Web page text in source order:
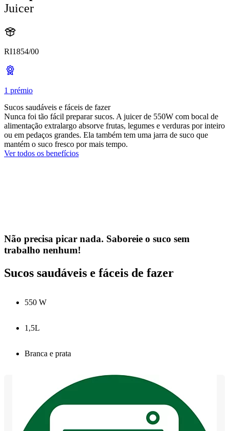
Juicer
RI1854/00
1 prémio
Sucos saudáveis e fáceis de fazer
Nunca foi tão fácil preparar sucos. A juicer de 550W com bocal de
alimentação extralargo absorve frutas, legumes e verduras por inteiro
ou em pedaços grandes. Ela também tem uma jarra de suco que
mantém o suco fresco por mais tempo.
Ver todos os benefícios
Não precisa picar nada. Saboreie o suco sem
trabalho nenhum!
Sucos saudáveis e fáceis de fazer
550 W
1,5L
Branca e prata